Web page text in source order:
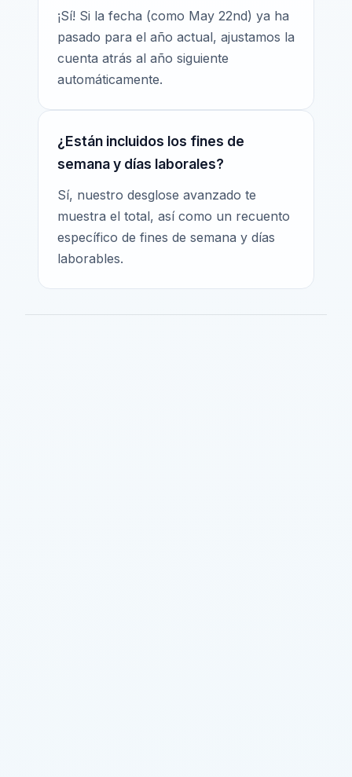
¡Sí! Si la fecha (como May 22nd) ya ha
pasado para el año actual, ajustamos la
cuenta atrás al año siguiente
automáticamente.
¿Están incluidos los fines de
semana y días laborales?
Sí, nuestro desglose avanzado te
muestra el total, así como un recuento
específico de fines de semana y días
laborables.